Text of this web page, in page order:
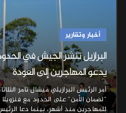
أخبار وتقارير
البرازيل تنشر الجيش في
يدعو المهاجرين إلى العودة
أمر الرئيس البرازيلي ميشال تامر
"لضمان الأمن" على الحدود مع
للمهاجرين منذ أشهر، بينما دعا